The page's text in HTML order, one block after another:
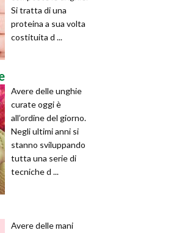
Si tratta di una
proteina a sua volta
costituita d ...
Avere delle unghie
curate oggi è
all’ordine del giorno.
Negli ultimi anni si
stanno sviluppando
tutta una serie di
tecniche d ...
Avere delle mani